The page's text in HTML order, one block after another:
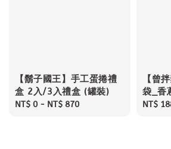
【鬍子國王】手工蛋捲禮
盒 2入/3入禮盒 (罐裝)
Regular
NT$ 0 - NT$ 870
【曾
袋_香
NT$